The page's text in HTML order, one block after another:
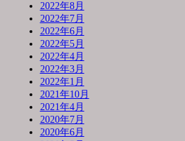
2022年8月
2022年7月
2022年6月
2022年5月
2022年4月
2022年3月
2022年1月
2021年10月
2021年4月
2020年7月
2020年6月